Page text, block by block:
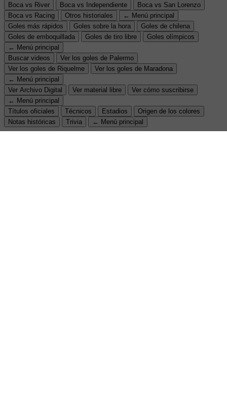
Boca vs River
Boca vs Independiente
Boca vs San Lorenzo
Boca vs Racing
Otros historiales
← Menú principal
Goles más rápidos
Goles sobre la hora
Goles de chilena
Goles de emboquillada
Goles de tiro libre
Goles olímpicos
← Menú principal
Buscar videos
Ver los goles de Palermo
Ver los goles de Riquelme
Ver los goles de Maradona
← Menú principal
Ver Archivo Digital
Ver material libre
Ver cómo suscribirse
← Menú principal
Títulos oficiales
Técnicos Estadios
Origen de los colores
Notas históricas
Trivia ← Menú principal